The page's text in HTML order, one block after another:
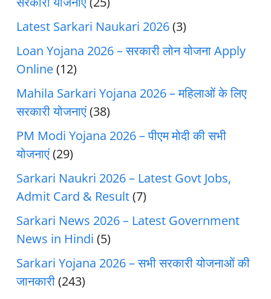
Latest Sarkari Naukari 2026(3)
Loan Yojana 2026 – सरकारी लोन योजना Apply
Online(12)
Mahila Sarkari Yojana 2026 – महिलाओं के लिए
सरकारी योजनाएं(38)
PM Modi Yojana 2026 – पीएम मोदी की सभी
योजनाएं(29)
Sarkari Naukri 2026 – Latest Govt Jobs,
Admit Card & Result(7)
Sarkari News 2026 – Latest Government
News in Hindi (5)
Sarkari Yojana 2026 – सभी सरकारी योजनाओं की
जानकारी(243)